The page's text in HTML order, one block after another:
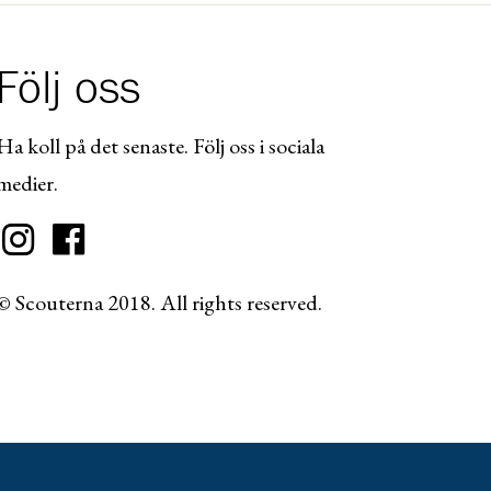
Följ oss
koll på det senaste. Följ oss i sociala
Scouterna 2018. All rights reserved.